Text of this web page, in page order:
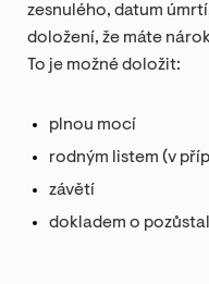
zesnulého, datum
doložení, že máte
To je možné doložit:
plnou mocí
rodným listem (v
závětí
dokladem o